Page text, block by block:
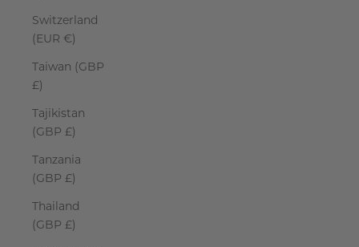
Switzerland
(EUR €)
Taiwan (GBP
£)
Tajikistan
(GBP £)
Tanzania
(GBP £)
Thailand
(GBP £)